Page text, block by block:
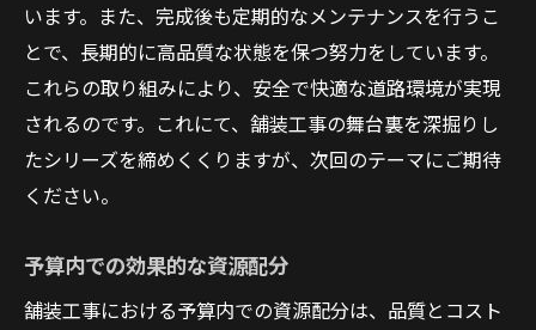
います。また、完成後も定期的なメンテナンスを行うこ
とで、長期的に高品質な状態を保つ努力をしています。
これらの取り組みにより、安全で快適な道路環境が実現
されるのです。これにて、舗装工事の舞台裏を深掘りし
たシリーズを締めくくりますが、次回のテーマにご期待
ください。
予算内での効果的な資源配分
舗装工事における予算内での資源配分は、品質とコスト